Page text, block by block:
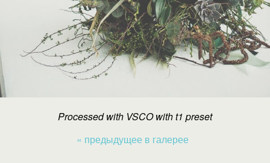
Processed with VSCO with t1 preset
« предыдущее в галерее